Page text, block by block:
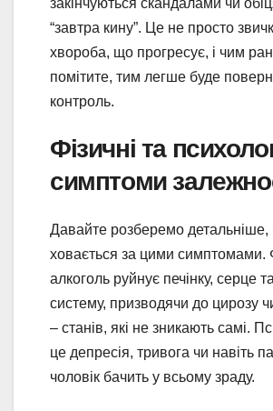
“завтра кину”. Це не просто
хвороба, що прогресує, і чим
помітите, тим легше буде
контроль.
Фізичні та
симптоми
Давайте розберемо
ховається за цими симптомами.
алкоголь руйнує печінку, серце
систему, призводячи до цирозу
– станів, які не зникають самі.
це депресія, тривога чи навіть
чоловік бачить у всьому зраду.